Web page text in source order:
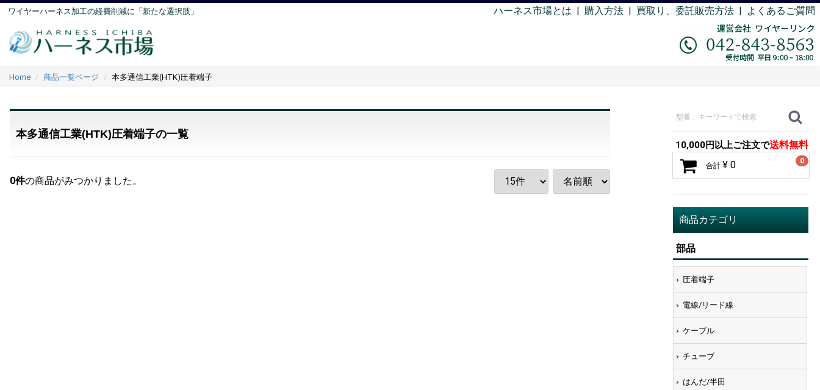
ワイヤーハーネス加工の経費削減に「新たな選択肢」 ハーネス市場とは | 購入方法 | 買取り、委託販売方法 | よくあるご質問
Home 商品一覧ページ 本多通信工業(HTK)圧着端子
本多通信工業(HTK)圧着端子の一覧
0件の商品がみつかりました。
10,000円以上ご注文で送料無料
0
合計 ¥ 0
商品カテゴリ
部品
圧着端子
電線/リード線
ケーブル
チューブ
はんだ/半田